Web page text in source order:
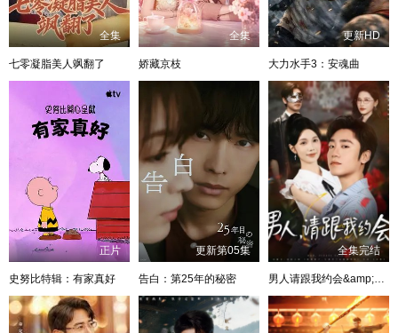
全集
七零凝脂美人飒翻了
全集
娇藏京枝
更新HD
大力水手3：安魂曲
正片
史努比特辑：有家真好
更新第05集
告白：第25年的秘密
全集完结
男人请跟我约会&amp;当我决定凭实力单身